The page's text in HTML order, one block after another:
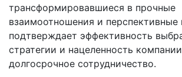
трансформировавшиеся в прочные
взаимоотношения и перспективные
подтверждает эффективность
стратегии и нацеленность
долгосрочное сотрудничество.